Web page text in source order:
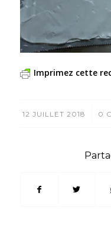
Imprimez cette
12 JUILLET 2018
/ 0